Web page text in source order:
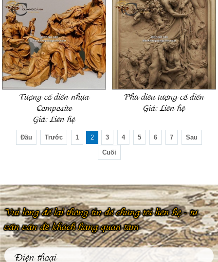
Tượng cổ điển nhựa
Composite
Giá:Liên hệ
Phù điêu tượng cổ điển
Giá:Liên hệ
Đầu Trước 1 2 3 4 5 6 7 Sau
Cuối
Vui lòng để lại thông tin để chúng tôi liên hệ - tư
vấn vấn đề khách hàng quan tâm